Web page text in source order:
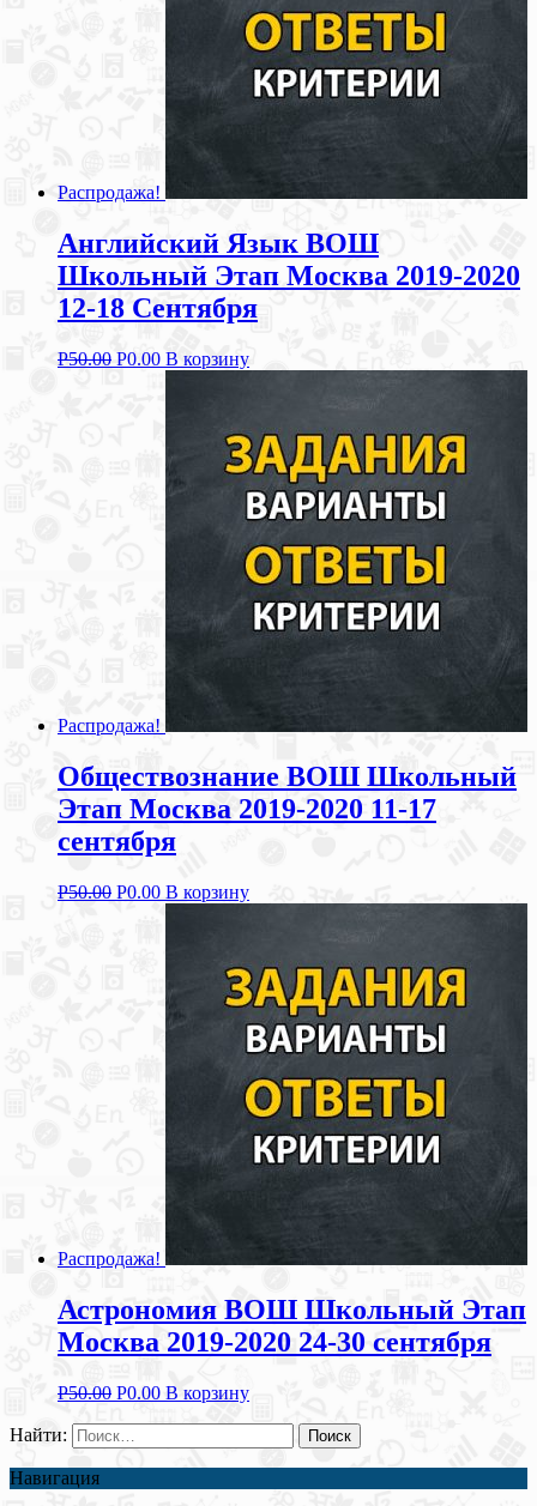
Распродажа!
Английский Язык ВОШ
Школьный Этап Москва 2019-2020
12-18 Сентября
Р50.00 Р0.00 В корзину
Распродажа!
Обществознание ВОШ Школьный
Этап Москва 2019-2020 11-17
сентября
Р50.00 Р0.00 В корзину
Распродажа!
Астрономия ВОШ Школьный Этап
Москва 2019-2020 24-30 сентября
Р50.00 Р0.00 В корзину
Найти:
Навигация